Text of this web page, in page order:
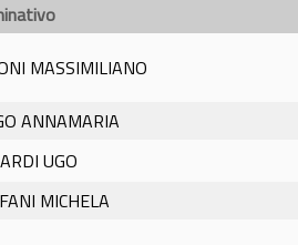
MASSIMILIANO
ANNAMARIA
UGO
MICHELA